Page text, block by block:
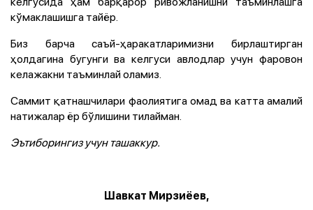
кўмаклашишга тайёр.
Биз барча саъй-ҳаракатларимизни бирлаштирган
ҳолдагина бугунги ва келгуси авлодлар учун фаровон
келажакни таъминлай оламиз.
Саммит қатнашчилари фаолиятига омад ва катта амалий
натижалар ёр бўлишини тилайман.
Эътиборингиз учун ташаккур.
Шавкат Мирзиёев,